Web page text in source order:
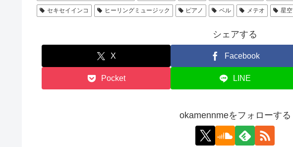
セキセイインコ ヒーリングミュージック ピアノ ベル メテオ 星空
シェアする
X Facebook
Pocket LINE
okamennmeをフォローする